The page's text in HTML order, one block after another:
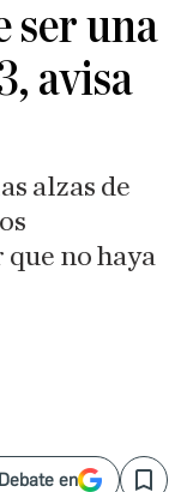
ser una
avisa
alzas de
no haya
en